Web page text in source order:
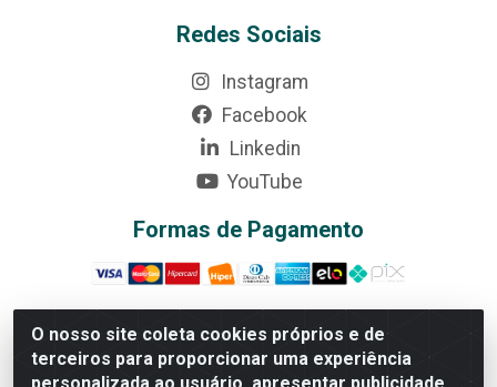
O nosso site coleta cookies próprios e de
terceiros para proporcionar uma experiência
Redes Sociais
Instagram
Facebook
Linkedin
YouTube
Formas de Pagamento
Rede Brasil - Avenida Universitária, nº 3860, Jardim das
Américas II Etapa - Anápolis/GO - CEP 75070-415 -